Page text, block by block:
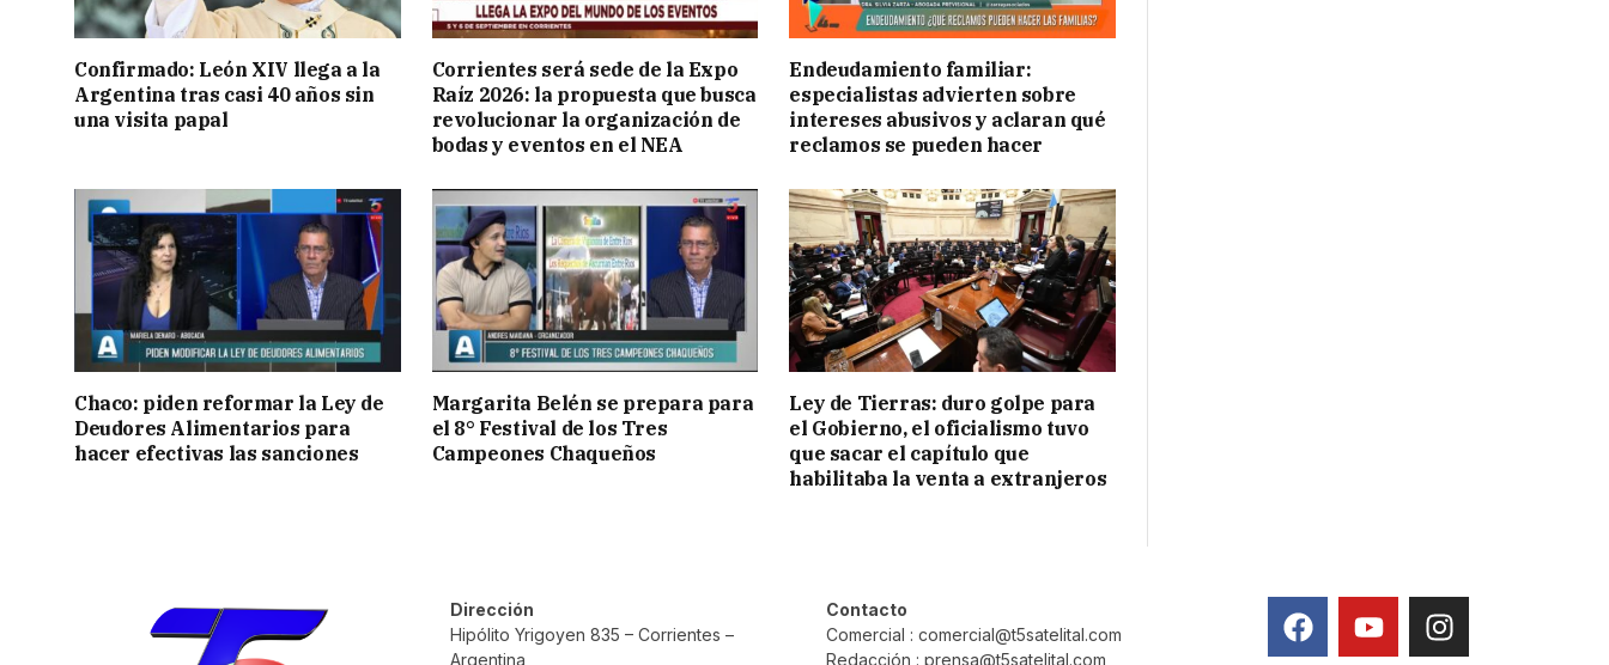
Confirmado: León XIV llega a la
Argentina tras casi 40 años sin
una visita papal
Corrientes será sede de la Expo
Raíz 2026: la propuesta que busca
revolucionar la organización de
bodas y eventos en el NEA
Endeudamiento familiar:
especialistas advierten sobre
intereses abusivos y aclaran qué
reclamos se pueden hacer
Chaco: piden reformar la Ley de
Deudores Alimentarios para
hacer efectivas las sanciones
Margarita Belén se prepara para
el 8° Festival de los Tres
Campeones Chaqueños
Ley de Tierras: duro golpe para
el Gobierno, el oficialismo tuvo
que sacar el capítulo que
habilitaba la venta a extranjeros
Dirección
Hipólito Yrigoyen 835 – Corrientes –
Argentina
Contacto
Comercial : comercial@t5satelital.com
Redacción : prensa@t5satelital.com